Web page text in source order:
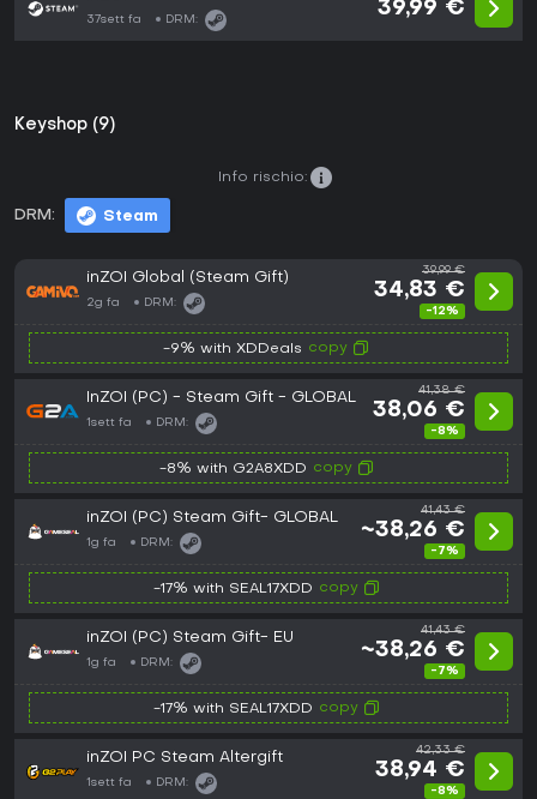
37sett fa DRM:
39,99 €
Keyshop (9)
DRM: Steam
Info rischio:
inZOI Global (Steam Gift)
2g fa DRM:
39,99 €
34,83 €
-12%
-9% with XDDeals copy
InZOI (PC) - Steam Gift - GLOBAL
1sett fa DRM:
41,38 €
38,06 €
-8%
-8% with G2A8XDD copy
inZOI (PC) Steam Gift- GLOBAL
1g fa DRM:
41,43 €
~38,26 €
-7%
-17% with SEAL17XDD copy
inZOI (PC) Steam Gift- EU
1g fa DRM:
41,43 €
~38,26 €
-7%
-17% with SEAL17XDD copy
inZOI PC Steam Altergift
1sett fa DRM:
42,33 €
38,94 €
-8%